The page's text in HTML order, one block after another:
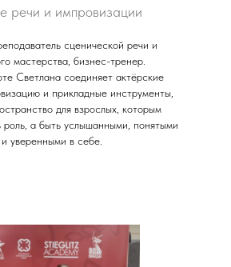
речи и импровизации
сценической речи и
мастерства, бизнес-тренер.
Светлана соединяет актёрские
и прикладные инструменты,
для взрослых, которым
роль, а быть услышанными, понятыми
и уверенными в себе.